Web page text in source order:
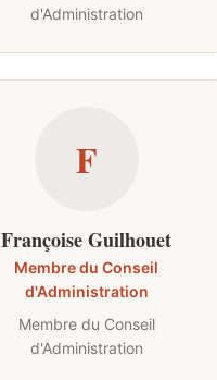
d'Administration
F
Françoise Guilhouet
Membre du Conseil
d'Administration
Membre du Conseil
d'Administration